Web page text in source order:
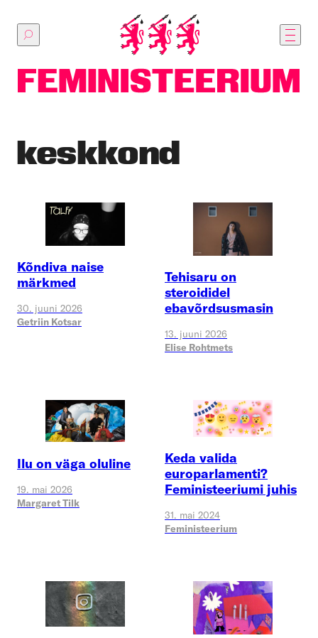
sisu
juurde
keskkond
Kõndiva naise
märkmed
30. juuni 2026
Getriin Kotsar
Tehisaru on
steroididel
ebavõrdsusmasin
13. juuni 2026
Elise Rohtmets
Ilu on väga oluline
19. mai 2026
Margaret Tilk
Keda valida
europarlamenti?
Feministeeriumi juhis
31. mai 2024
Feministeerium